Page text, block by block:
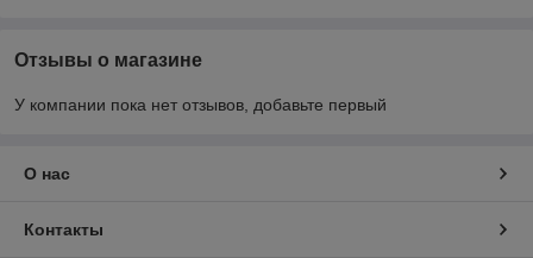
Отзывы о магазине
У компании пока нет отзывов, добавьте первый
О нас
Контакты